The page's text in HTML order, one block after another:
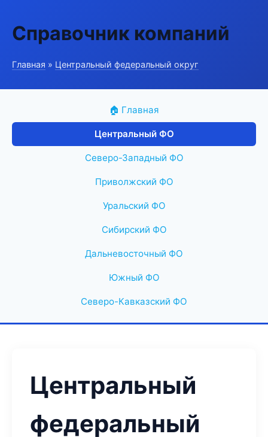
Справочник компаний
Главная » Центральный федеральный округ
🏠 Главная
Центральный ФО
Северо-Западный ФО
Приволжский ФО
Уральский ФО
Сибирский ФО
Дальневосточный ФО
Южный ФО
Северо-Кавказский ФО
Центральный
федеральный